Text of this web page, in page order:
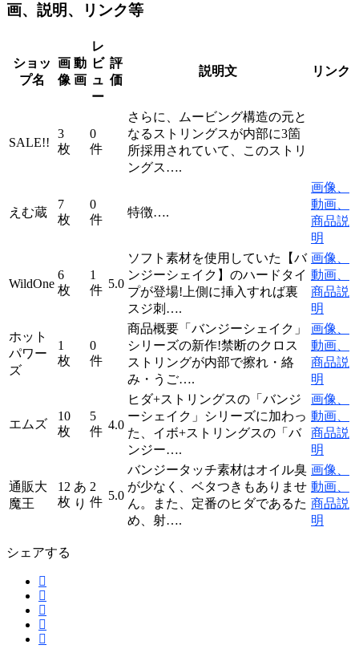
画、説明、リンク等
ショッ
プ名
画
像
動
画
レ
ビ
ュ
ー
評
価
説明文 リンク
SALE!!
3
枚
0
件
さらに、ムービング構造の元と
なるストリングスが内部に3箇
所採用されていて、このストリ
ングス….
えむ蔵
7
枚
0
件
特徴….
画像、
動画、
商品説
明
WildOne
6
枚
1
件 5.0
ソフト素材を使用していた【バ
ンジーシェイク】のハードタイ
プが登場!上側に挿入すれば裏
スジ刺….
画像、
動画、
商品説
明
ホット
パワー
ズ
1
枚
0
件
商品概要「バンジーシェイク」
シリーズの新作!禁断のクロス
ストリングが内部で擦れ・絡
み・うご….
画像、
動画、
商品説
明
エムズ
10
枚
5
件 4.0
ヒダ+ストリングスの「バンジ
ーシェイク」シリーズに加わっ
た、イボ+ストリングスの「バ
ンジー….
画像、
動画、
商品説
明
通販大
魔王
12
枚
あ
り
2
件 5.0
バンジータッチ素材はオイル臭
が少なく、ベタつきもありませ
ん。また、定番のヒダであるた
め、射….
画像、
動画、
商品説
明
シェアする